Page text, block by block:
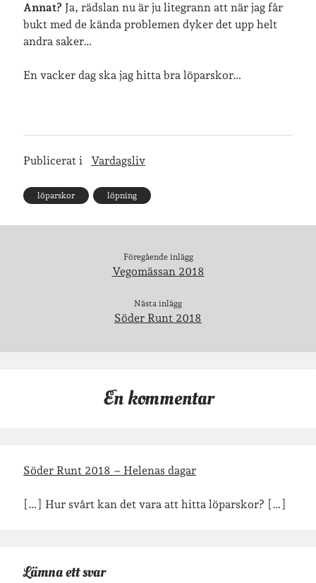
Annat? Ja, rädslan nu är ju litegrann att när jag får
bukt med de kända problemen dyker det upp helt
andra saker…
En vacker dag ska jag hitta bra löparskor…
Publicerat i Vardagsliv
löparskor löpning
Föregående inlägg
Vegomässan 2018
Nästa inlägg
Söder Runt 2018
En kommentar
Söder Runt 2018 – Helenas dagar
[…] Hur svårt kan det vara att hitta löparskor? […]
Lämna ett svar